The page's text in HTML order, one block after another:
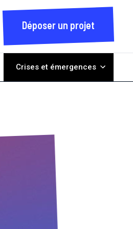
Déposer un projet
Crises et émergences